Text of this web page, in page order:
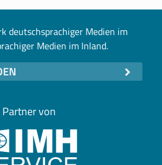
deutschsprachiger Medien im
Medien im Inland.
Partner von